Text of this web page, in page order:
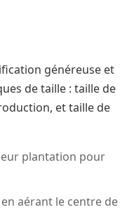
généreuse et
de taille : taille de
et taille de
plantation pour
aérant le centre de